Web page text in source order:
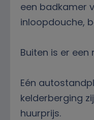
een badkamer
inloopdouche,
Buiten is er
Eén
kelderberging
huurprijs.